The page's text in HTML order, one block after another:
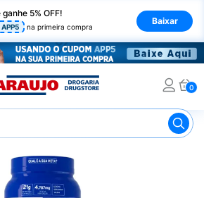
5% OFF!
APP5 na primeira compra
Baixar
0
Suplementos Esportivos